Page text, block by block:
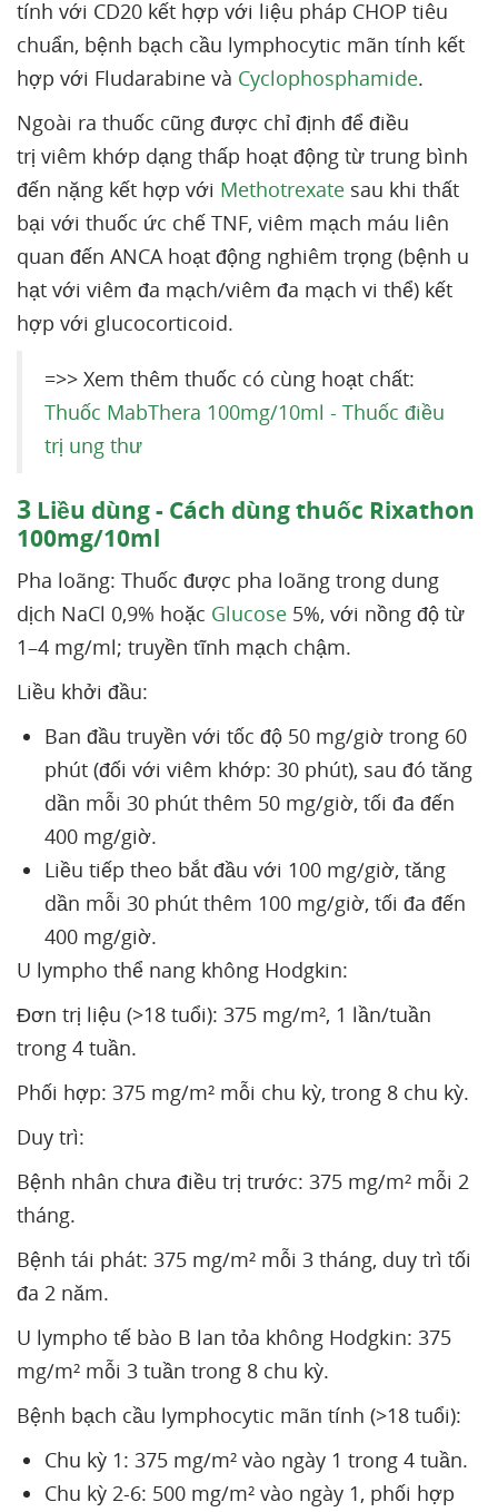
tính với CD20 kết hợp với liệu pháp CHOP tiêu
chuẩn, bệnh bạch cầu lymphocytic mãn tính kết
hợp với Fludarabine và Cyclophosphamide.
Ngoài ra thuốc cũng được chỉ định để điều
trị viêm khớp dạng thấp hoạt động từ trung bình
đến nặng kết hợp với Methotrexate sau khi thất
bại với thuốc ức chế TNF, viêm mạch máu liên
quan đến ANCA hoạt động nghiêm trọng (bệnh u
hạt với viêm đa mạch/viêm đa mạch vi thể) kết
hợp với glucocorticoid.
=>> Xem thêm thuốc có cùng hoạt chất:
Thuốc MabThera 100mg/10ml - Thuốc điều
trị ung thư
3 Liều dùng - Cách dùng thuốc Rixathon
100mg/10ml
Pha loãng: Thuốc được pha loãng trong dung
dịch NaCl 0,9% hoặc Glucose 5%, với nồng độ từ
1–4 mg/ml; truyền tĩnh mạch chậm.
Liều khởi đầu:
Ban đầu truyền với tốc độ 50 mg/giờ trong 60
phút (đối với viêm khớp: 30 phút), sau đó tăng
dần mỗi 30 phút thêm 50 mg/giờ, tối đa đến
400 mg/giờ.
Liều tiếp theo bắt đầu với 100 mg/giờ, tăng
dần mỗi 30 phút thêm 100 mg/giờ, tối đa đến
400 mg/giờ.
U lympho thể nang không Hodgkin:
Đơn trị liệu (>18 tuổi): 375 mg/m², 1 lần/tuần
trong 4 tuần.
Phối hợp: 375 mg/m² mỗi chu kỳ, trong 8 chu kỳ.
Duy trì:
Bệnh nhân chưa điều trị trước: 375 mg/m² mỗi 2
tháng.
Bệnh tái phát: 375 mg/m² mỗi 3 tháng, duy trì tối
đa 2 năm.
U lympho tế bào B lan tỏa không Hodgkin: 375
mg/m² mỗi 3 tuần trong 8 chu kỳ.
Bệnh bạch cầu lymphocytic mãn tính (>18 tuổi):
Chu kỳ 1: 375 mg/m² vào ngày 1 trong 4 tuần.
Chu kỳ 2-6: 500 mg/m² vào ngày 1, phối hợp